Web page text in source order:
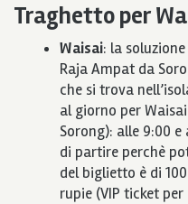
Traghetto per
Waisai: la
Raja Ampat da
che si trova
al giorno per
Sorong): alle 9:00
di partire perchè
del biglietto è di
rupie (VIP ticket